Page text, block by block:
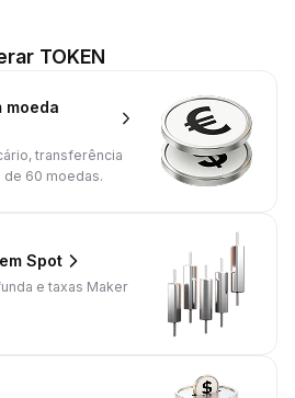
TOKEN
moeda
transferência
de 60 moedas.
Spot
e taxas Maker